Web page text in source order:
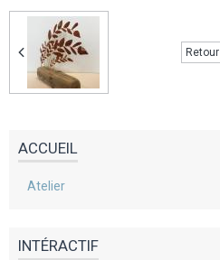
Retour
ACCUEIL
Atelier
INTÉRACTIF